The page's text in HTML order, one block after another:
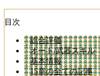
目次
総合評価
オート/武器スキル
基本情報
15章の全ての記事